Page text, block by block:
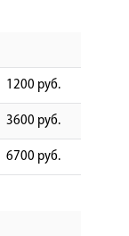
1200 руб.
3600 руб.
6700 руб.